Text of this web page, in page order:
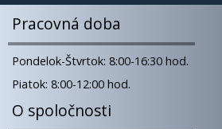
Pracovná doba
Pondelok-Štvrtok: 8:00-16:30 hod.
Piatok: 8:00-12:00 hod.
O spoločnosti